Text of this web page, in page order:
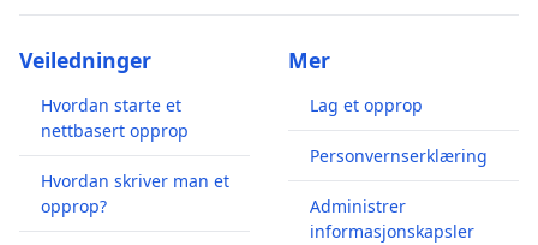
Veiledninger
Hvordan starte et
nettbasert opprop
Hvordan skriver man et
opprop?
Mer
Lag et opprop
Personvernserklæring
Administrer
informasjonskapsler